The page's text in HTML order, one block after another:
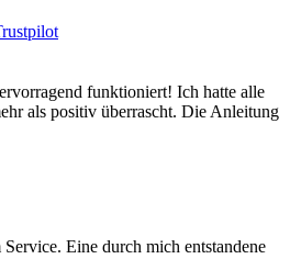
funktioniert! Ich hatte alle
als positiv überrascht. Die Anleitung
Eine durch mich entstandene